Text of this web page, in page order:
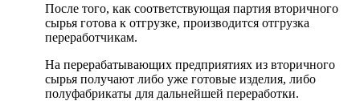
После того, как соответствующая партия вторичного
сырья готова к отгрузке, производится отгрузка
переработчикам.
На перерабатывающих предприятиях из вторичного
сырья получают либо уже готовые изделия, либо
полуфабрикаты для дальнейшей переработки.